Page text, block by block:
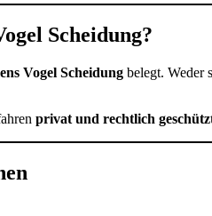
Scheidung?
Vogel Scheidung belegt. Weder
privat und rechtlich